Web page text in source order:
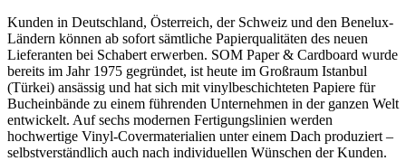
Kunden in Deutschland, Österreich, der Schweiz und den Benelux-
Ländern können ab sofort sämtliche Papierqualitäten des neuen
Lieferanten bei Schabert erwerben. SOM Paper & Cardboard wurde
bereits im Jahr 1975 gegründet, ist heute im Großraum Istanbul
(Türkei) ansässig und hat sich mit vinylbeschichteten Papiere für
Bucheinbände zu einem führenden Unternehmen in der ganzen Welt
entwickelt. Auf sechs modernen Fertigungslinien werden
hochwertige Vinyl-Covermaterialien unter einem Dach produziert –
selbstverständlich auch nach individuellen Wünschen der Kunden.